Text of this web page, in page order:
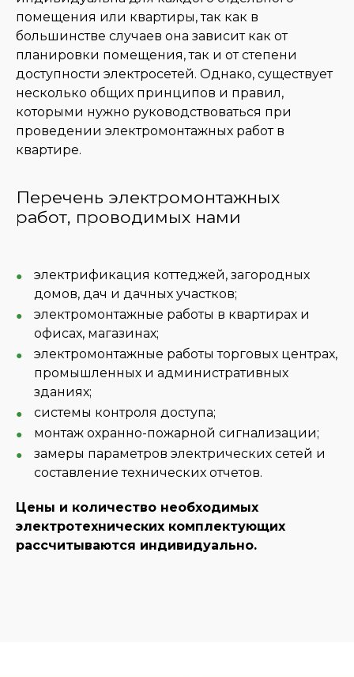
помещения или квартиры, так как в
большинстве случаев она зависит как от
планировки помещения, так и от степени
доступности электросетей. Однако, существует
несколько общих принципов и правил,
которыми нужно руководствоваться при
проведении электромонтажных работ в
квартире.
Перечень электромонтажных
работ, проводимых нами
электрификация коттеджей, загородных
домов, дач и дачных участков;
электромонтажные работы в квартирах и
офисах, магазинах;
электромонтажные работы торговых центрах,
промышленных и административных
зданиях;
системы контроля доступа;
монтаж охранно-пожарной сигнализации;
замеры параметров электрических сетей и
составление технических отчетов.
Цены и количество необходимых
электротехнических комплектующих
рассчитываются индивидуально.